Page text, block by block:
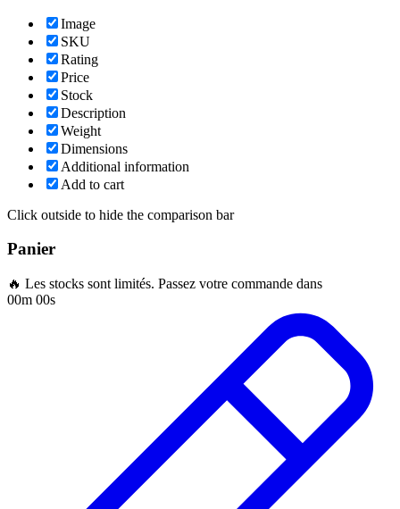
Image
SKU
Rating
Price
Stock
Description
Weight
Dimensions
Additional information
Add to cart
Click outside to hide the comparison bar
Panier
🔥 Les stocks sont limités. Passez votre commande dans
00m 00s